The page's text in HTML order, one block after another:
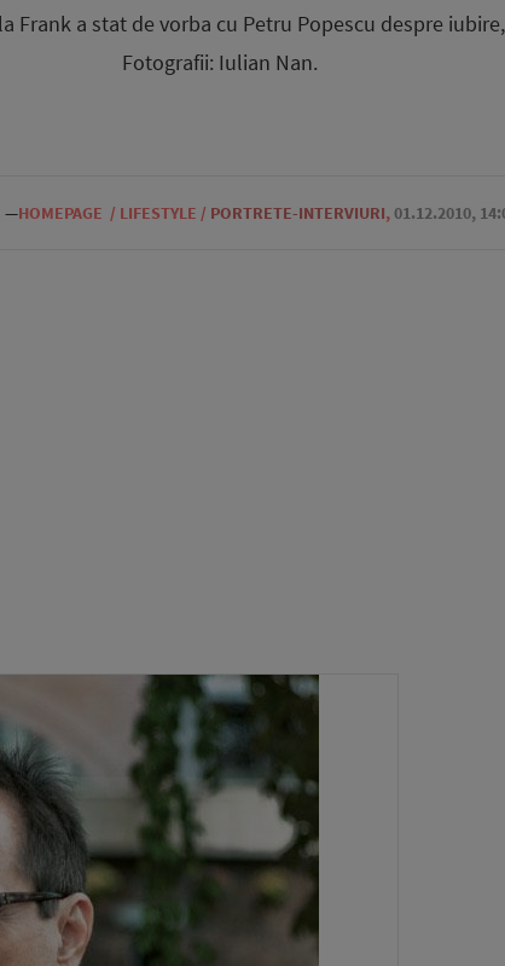
Frank a stat de vorba cu Petru Popescu despre
Fotografii: Iulian Nan.
—HOMEPAGE / LIFESTYLE / PORTRETE-INTERVIURI,01.12.2010,